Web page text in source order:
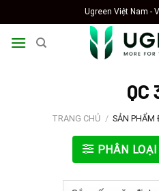
to
content
Ugreen Việt Nam -
QC
TRANG CHỦ / SẢN PHẨM
PHÂN